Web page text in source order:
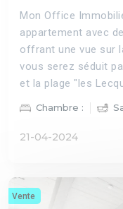
Mon Office
appartement avec
offrant une vue sur
vous serez séduit
et la plage "les
Chambre :
21-04-2024
Vente